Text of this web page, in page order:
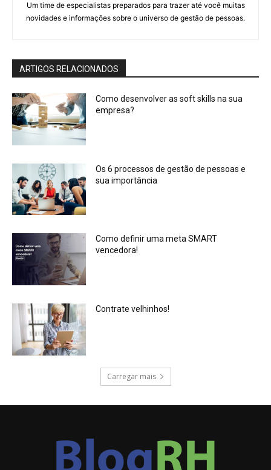
Um time de especialistas preparados para trazer até você muitas
novidades e informações sobre o universo de gestão de pessoas.
ARTIGOS RELACIONADOS
Como desenvolver as soft skills na sua
empresa?
Os 6 processos de gestão de pessoas e
sua importância
Como definir uma meta SMART
vencedora!
Contrate velhinhos!
Carregar mais